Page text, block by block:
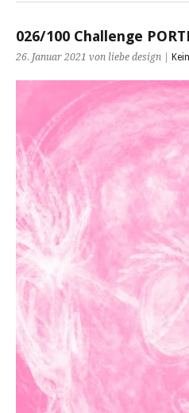
026/100 Challenge
26. Januar 2021 von liebe design |